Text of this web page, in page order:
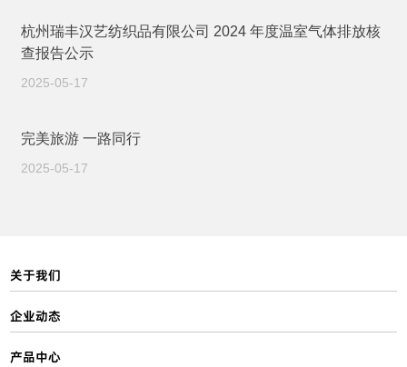
杭州瑞丰汉艺纺织品有限公司 2024 年度温室气体排放核
查报告公示
2025-05-17
完美旅游 一路同行
2025-05-17
关于我们
企业动态
产品中心